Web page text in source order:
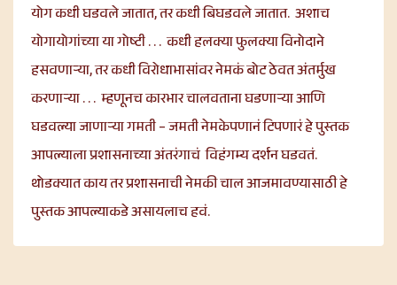
योग कधी घडवले जातात, तर कधी बिघडवले जातात. अशाच
योगायोगांच्या या गोष्टी . . . कधी हलक्या फुलक्या विनोदाने
हसवणाऱ्या, तर कधी विरोधाभासांवर नेमकं बोट ठेवत अंतर्मुख
करणाऱ्या . . . म्हणूनच कारभार चालवताना घडणाऱ्या आणि
घडवल्या जाणाऱ्या गमती – जमती नेमकेपणानं टिपणारं हे पुस्तक
आपल्याला प्रशासनाच्या अंतरंगाचं विहंगम्य दर्शन घडवतं.
थोडक्यात काय तर प्रशासनाची नेमकी चाल आजमावण्यासाठी हे
पुस्तक आपल्याकडे असायलाच हवं.